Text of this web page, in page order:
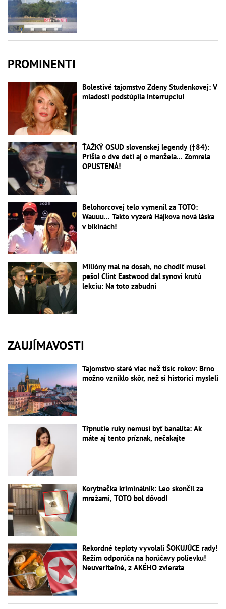
PROMINENTI
Bolestivé tajomstvo Zdeny Studenkovej: V
mladosti podstúpila interrupciu!
ŤAŽKÝ OSUD slovenskej legendy (†84):
Prišla o dve deti aj o manžela... Zomrela
OPUSTENÁ!
Belohorcovej telo vymenil za TOTO:
Wauuu... Takto vyzerá Hájkova nová láska
v bikinách!
Milióny mal na dosah, no chodiť musel
pešo! Clint Eastwood dal synovi krutú
lekciu: Na toto zabudni
ZAUJÍMAVOSTI
Tajomstvo staré viac než tisíc rokov: Brno
možno vzniklo skôr, než si historici mysleli
Tŕpnutie ruky nemusí byť banalita: Ak
máte aj tento príznak, nečakajte
Korytnačka kriminálnik: Leo skončil za
mrežami, TOTO bol dôvod!
Rekordné teploty vyvolali ŠOKUJÚCE rady!
Režim odporúča na horúčavy polievku!
Neuveriteľné, z AKÉHO zvierata